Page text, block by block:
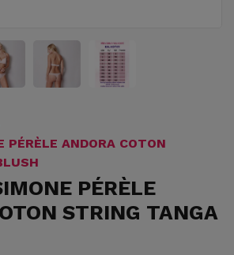
ANDORA COTON
PÉRÈLE
STRING TANGA